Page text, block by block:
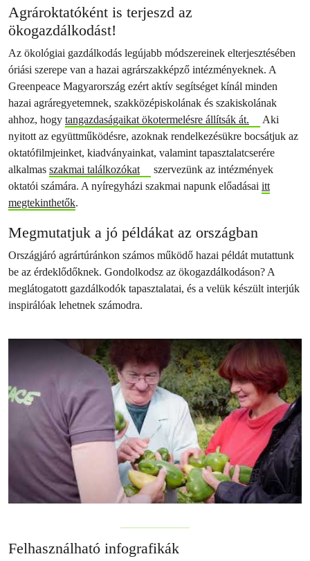
Agrároktatóként is terjeszd az
ökogazdálkodást!
Az ökológiai gazdálkodás legújabb módszereinek elterjesztésében
óriási szerepe van a hazai agrárszakképző intézményeknek. A
Greenpeace Magyarország ezért aktív segítséget kínál minden
hazai agráregyetemnek, szakközépiskolának és szakiskolának
ahhoz, hogy tangazdaságaikat ökotermelésre állítsák át.
Aki
nyitott az együttműködésre, azoknak rendelkezésükre bocsátjuk az
oktatófilmjeinket, kiadványainkat, valamint tapasztalatcserére
alkalmas szakmai találkozókat
szervezünk az intézmények
oktatói számára. A nyíregyházi szakmai napunk előadásai itt
megtekinthetők.
Megmutatjuk a jó példákat az országban
Országjáró agrártúránkon számos működő hazai példát mutattunk
be az érdeklődőknek. Gondolkodsz az ökogazdálkodáson? A
meglátogatott gazdálkodók tapasztalatai, és a velük készült interjúk
inspirálóak lehetnek számodra.
Felhasználható infografikák